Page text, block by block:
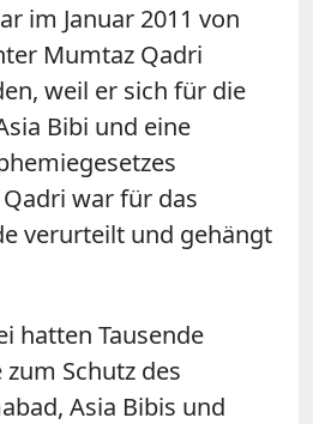
im Januar 2011 von
Mumtaz Qadri
weil er sich für die
Bibi und eine
war für das
verurteilt und gehängt
hatten Tausende
Schutz des
Asia Bibis und